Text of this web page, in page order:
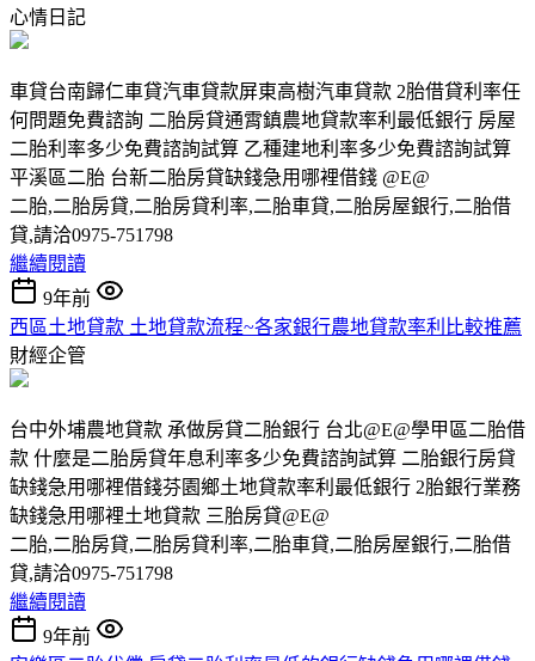
心情日記
車貸台南歸仁車貸汽車貸款屏東高樹汽車貸款 2胎借貸利率任
何問題免費諮詢 二胎房貸通霄鎮農地貸款率利最低銀行 房屋
二胎利率多少免費諮詢試算 乙種建地利率多少免費諮詢試算
平溪區二胎 台新二胎房貸缺錢急用哪裡借錢 @E@
二胎,二胎房貸,二胎房貸利率,二胎車貸,二胎房屋銀行,二胎借
貸,請洽0975-751798
繼續閱讀
9年前
西區土地貸款 土地貸款流程~各家銀行農地貸款率利比較推薦
財經企管
台中外埔農地貸款 承做房貸二胎銀行 台北@E@學甲區二胎借
款 什麼是二胎房貸年息利率多少免費諮詢試算 二胎銀行房貸
缺錢急用哪裡借錢芬園鄉土地貸款率利最低銀行 2胎銀行業務
缺錢急用哪裡土地貸款 三胎房貸@E@
二胎,二胎房貸,二胎房貸利率,二胎車貸,二胎房屋銀行,二胎借
貸,請洽0975-751798
繼續閱讀
9年前